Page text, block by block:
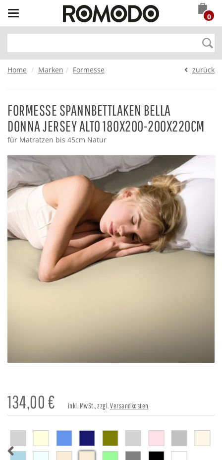
Toggle
navigation
0
Home Marken Formesse zurück
FORMESSE SPANNBETTLAKEN BELLA
DONNA JERSEY ALTO 180X200-200X220CM
für Matratzen bis 45cm Natur
134,00€ inkl. MwSt., zzgl.Versandkosten